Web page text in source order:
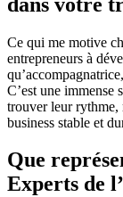
Ce qui me motive
entrepreneurs à
C’est une immense
trouver leur rythme,
business stable et
Que
Experts de